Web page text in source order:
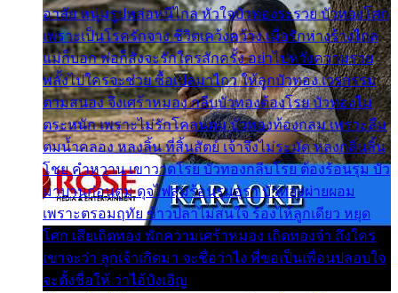
อาลัย หนุ่มรูปหล่อหนีไกล หัวใจบัวทองระรวย บัวทองโศก
เพราะเป็นโรครักจาง ชีวิตเคว้งคว้าง เมื่อรักห่างร้างไกล
แม่ก็บอก พ่อก็สั่งจะรักใครสักครั้ง อย่าไปหวังความรวย
พลั้งไปใครจะช่วย ซื้อเปลมาไกว ให้ลูกบัวทอง เวรกรรม
ตามสนอง จึงเศร้าหมอง กลีบบัวทองต้องโรย บัวทองไม่
ตระหนัก เพราะไม่รักโคลนตม บัวทองท้องกลม เพราะลืม
ตมน้ำคลอง หลงลิ้น ที่สิ้นสัตย์ เจ้าจึงไม่ระมัด หลงกลิ่นลิ้น
โชย คำหวาน เขาวาดโรย บัวทองกลีบโรย ต้องร้อนรุม บัว
มาบานก่อนตูม ดุจไฟสุมร้อนรุมอุรา บัวทองผ่ายผอม
เพราะตรอมฤทัย ข้าวปลาไม่สนใจ ร้องไห้ลูกเดียว หยุด
โศก เสียเถิดทอง พักความเศร้าหมอง เถิดทองจ๋า ถึงใคร
เขาจะว่า ลูกเจ้าเกิดมา จะชื่อว่าไง พี่ขอเป็นเพื่อนปลอบใจ
จะตั้งชื่อให้ ว่าไอ้บังเอิญ